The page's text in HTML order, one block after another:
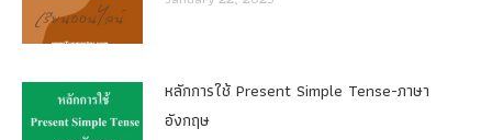
หลักการใช้ Present Simple Tense-ภาษา
อังกฤษ